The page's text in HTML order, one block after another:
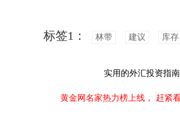
标签1： 林带 建议 库存
实用的外汇投资指南
黄金网名家热力榜上线， 赶紧